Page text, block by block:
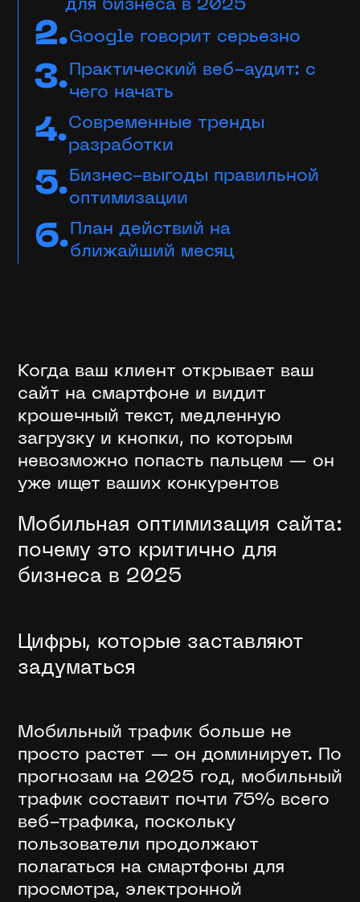
Разработка сайтов и сервисов
Техническая поддержка сайтов
Разработка лендингов
Кейсы
Контакты
для бизнеса в 2025
Google говорит серьезно
Практический веб-аудит: с
чего начать
Современные тренды
разработки
Бизнес-выгоды правильной
оптимизации
План действий на
ближайший месяц
Когда ваш клиент открывает ваш
сайт на смартфоне и видит
крошечный текст, медленную
загрузку и кнопки, по которым
невозможно попасть пальцем — он
уже ищет ваших конкурентов
Мобильная оптимизация сайта:
почему это критично для
бизнеса в 2025
Цифры, которые заставляют
задуматься
Мобильный трафик больше не
просто растет — он доминирует. По
прогнозам на 2025 год, мобильный
трафик составит почти 75% всего
веб-трафика, поскольку
пользователи продолжают
полагаться на смартфоны для
просмотра, электронной